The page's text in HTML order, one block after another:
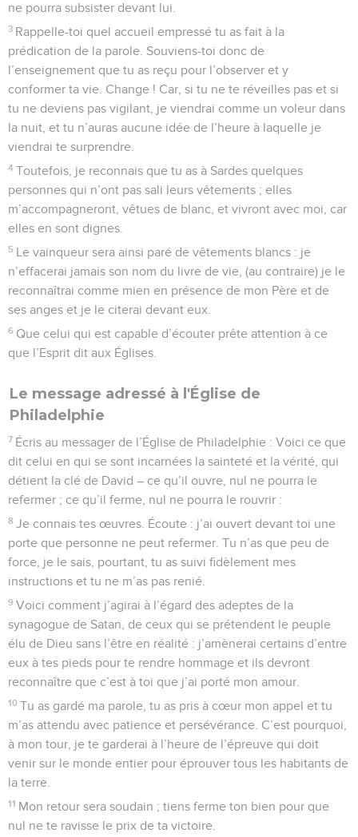
ne pourra subsister devant lui.
3 Rappelle-toi quel accueil empressé tu as fait à la
prédication de la parole. Souviens-toi donc de
l’enseignement que tu as reçu pour l’observer et y
conformer ta vie. Change ! Car, si tu ne te réveilles pas et si
tu ne deviens pas vigilant, je viendrai comme un voleur dans
la nuit, et tu n’auras aucune idée de l’heure à laquelle je
viendrai te surprendre.
4 Toutefois, je reconnais que tu as à Sardes quelques
personnes qui n’ont pas sali leurs vêtements ; elles
m’accompagneront, vêtues de blanc, et vivront avec moi, car
elles en sont dignes.
5 Le vainqueur sera ainsi paré de vêtements blancs : je
n’effacerai jamais son nom du livre de vie, (au contraire) je le
reconnaîtrai comme mien en présence de mon Père et de
ses anges et je le citerai devant eux.
6 Que celui qui est capable d’écouter prête attention à ce
que l’Esprit dit aux Églises.
Le message adressé à l'Église de
Philadelphie
7 Écris au messager de l’Église de Philadelphie : Voici ce que
dit celui en qui se sont incarnées la sainteté et la vérité, qui
détient la clé de David – ce qu’il ouvre, nul ne pourra le
refermer ; ce qu’il ferme, nul ne pourra le rouvrir :
8 Je connais tes œuvres. Écoute : j’ai ouvert devant toi une
porte que personne ne peut refermer. Tu n’as que peu de
force, je le sais, pourtant, tu as suivi fidèlement mes
instructions et tu ne m’as pas renié.
9 Voici comment j’agirai à l’égard des adeptes de la
synagogue de Satan, de ceux qui se prétendent le peuple
élu de Dieu sans l’être en réalité : j’amènerai certains d’entre
eux à tes pieds pour te rendre hommage et ils devront
reconnaître que c’est à toi que j’ai porté mon amour.
10 Tu as gardé ma parole, tu as pris à cœur mon appel et tu
m’as attendu avec patience et persévérance. C’est pourquoi,
à mon tour, je te garderai à l’heure de l’épreuve qui doit
venir sur le monde entier pour éprouver tous les habitants de
la terre.
11 Mon retour sera soudain ; tiens ferme ton bien pour que
nul ne te ravisse le prix de ta victoire.